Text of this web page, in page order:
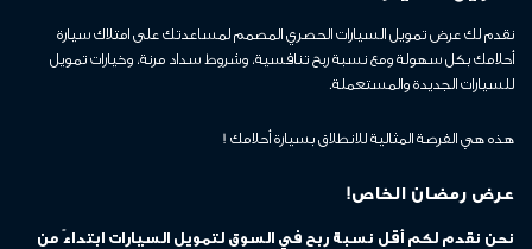
نقدم لك عرض تمويل السيارات الحصري المصمم لمساعدتك على امتلاك سيارة
أحلامك بكل سهولة ومع نسبة ربح تنافسية، وشروط سداد مرنة، وخيارات تمويل
للسيارات الجديدة والمستعملة.
هذه هي الفرصة المثالية للانطلاق بسيارة أحلامك !
عرض رمضان الخاص!
نحن نقدم لكم أقل نسبة ربح في السوق لتمويل السيارات ابتداءً من